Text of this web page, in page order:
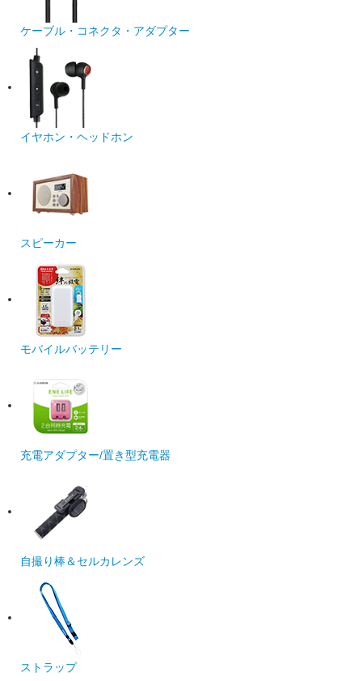
ケーブル・コネクタ・アダプター
イヤホン・ヘッドホン
スピーカー
モバイルバッテリー
充電アダプター/置き型充電器
自撮り棒＆セルカレンズ
ストラップ